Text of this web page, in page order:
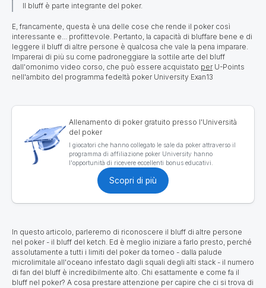
Il bluff è parte integrante del poker.
E, francamente, questa è una delle cose che rende il poker così
interessante e... profittevole. Pertanto, la capacità di bluffare bene e di
leggere il bluff di altre persone è qualcosa che vale la pena imparare.
Imparerai di più su come padroneggiare la sottile arte del bluff
dall'omonimo video corso, che può essere acquistato per U-Points
nell'ambito del programma fedeltà poker University Exan13
Allenamento di poker gratuito presso l'Università
del poker
I giocatori che hanno collegato le sale da poker attraverso il
programma di affiliazione poker University hanno
l'opportunità di ricevere eccellenti bonus educativi.
Scopri di più
In questo articolo, parleremo di riconoscere il bluff di altre persone
nel poker - il bluff del ketch. Ed è meglio iniziare a farlo presto, perché
assolutamente a tutti i limiti del poker da torneo - dalla palude
microlimitale all'oceano infestato dagli squali degli alti stack - il numero
di fan del bluff è incredibilmente alto. Chi esattamente e come fa il
bluff nel poker? A cosa prestare attenzione per capire che ci si trova di